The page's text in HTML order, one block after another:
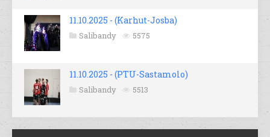
11.10.2025 - (Karhut-Josba)
Salibandy 5575
11.10.2025 - (PTU-Sastamolo)
Salibandy 5513